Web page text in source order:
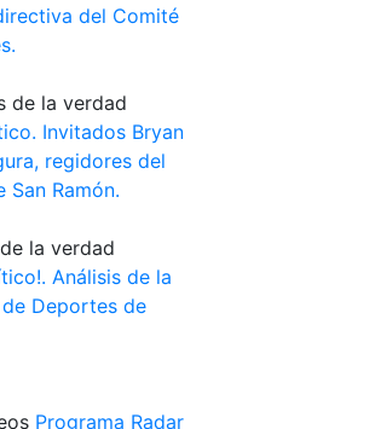
del Comité
de la verdad
Invitados Bryan
regidores del
San Ramón.
la verdad
Análisis de la
Deportes de
Programa Radar